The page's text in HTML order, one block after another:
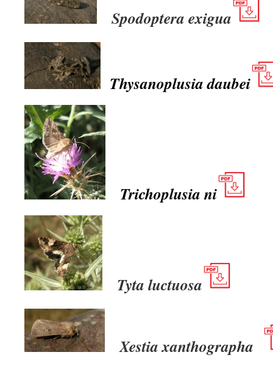
Spodoptera exigua
Thysanoplusia daubei
Trichoplusia ni
Tyta luctuosa
Xestia xanthographa